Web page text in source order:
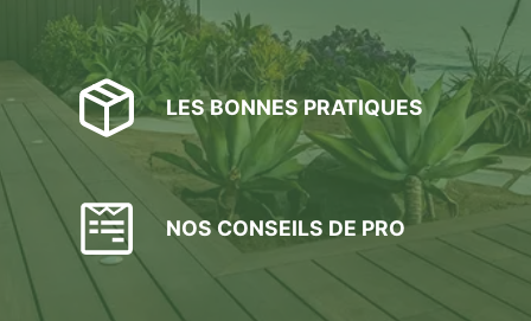
LES BONNES PRATIQUES
NOS CONSEILS DE PRO